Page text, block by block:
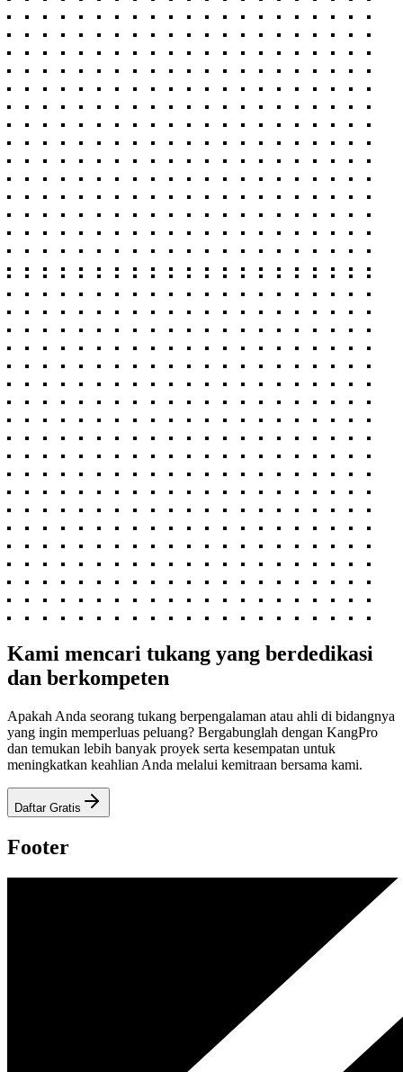
Kami mencari tukang yang berdedikasi
dan berkompeten
Apakah Anda seorang tukang berpengalaman atau ahli di bidangnya
yang ingin memperluas peluang? Bergabunglah dengan KangPro
dan temukan lebih banyak proyek serta kesempatan untuk
meningkatkan keahlian Anda melalui kemitraan bersama kami.
Daftar Gratis
Footer